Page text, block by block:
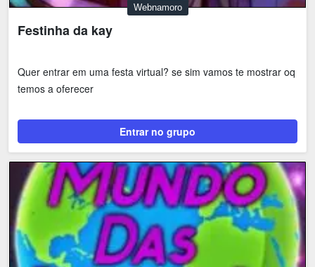
Webnamoro
Festinha da kay
Quer entrar em uma festa virtual? se sim vamos te mostrar oq
temos a oferecer
Entrar no grupo